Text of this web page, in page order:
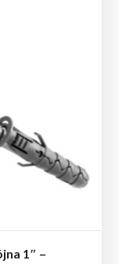
1″ –